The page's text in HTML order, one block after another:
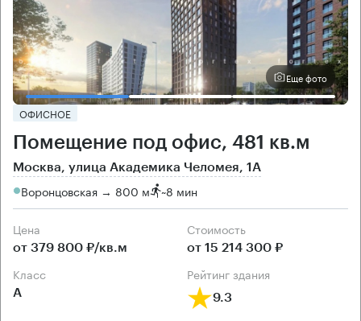
Еще фото
ОФИСНОЕ
Помещение под офис, 481 кв.м
Москва, улица Академика Челомея, 1А
Воронцовская → 800 м ~8 мин
Цена
от 379 800 ₽/кв.м
Cтоимость
от 15 214 300 ₽
класс
А
рейтинг здания
9.3